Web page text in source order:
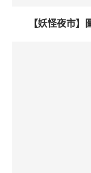
【妖怪夜市